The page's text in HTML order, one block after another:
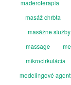
maderoterapia
masáž chrbta
masážne služby
massage
mikrocirkulácia
modelingové